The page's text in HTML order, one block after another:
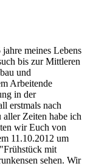
meines Lebens
bis zur Mittleren
und
Arbeitende
in der
erstmals nach
aller Zeiten habe ich
wir Euch von
11.10.2012 um
mit
sehen. Wir